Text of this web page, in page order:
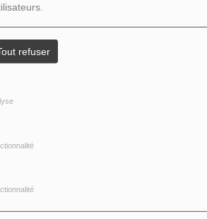
refuser
ne passaient pas leur temps à balayer la
peint Lascaux, chassé les bisons, taillé les